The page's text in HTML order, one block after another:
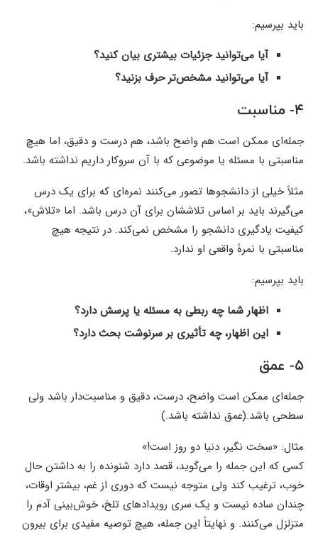
باید بپرسیم:
آیا می‌توانید جزئیات بیشتری بیان کنید؟
آیا می‌توانید مشخص‌تر حرف بزنید؟
۴- مناسبت
جمله‌ای ممکن است هم واضح باشد، هم درست و دقیق، اما هیچ
مناسبتی با مسئله یا موضوعی که با آن سروکار داریم نداشته باشد.
مثلاً خیلی از دانشجوها تصور می‌کنند نمره‌ای که برای یک درس
می‌گیرند باید بر اساس تلاششان برای آن درس باشد. اما «تلاش»،
کیفیت یادگیری دانشجو را مشخص نمی‌کند. در نتیجه هیچ
مناسبتی با نمرهٔ واقعی او ندارد.
باید بپرسیم:
اظهار شما چه ربطی به مسئله یا پرسش دارد؟
این اظهار، چه تأثیری بر سرنوشت بحث دارد؟
۵- عمق
جمله‌ای ممکن است واضح، درست، دقیق و مناسبت‌دار باشد ولی
سطحی باشد.(عمق نداشته باشد.)
مثال: «سخت نگیر، دنیا دو روز است!»
کسی که این جمله را می‌گوید، قصد دارد شنونده را به داشتن حال
خوب، ترغیب کند ولی متوجه نیست که دوری از غم، بیشتر اوقات،
چندان ساده نیست و یک سری رویدادهای تلخ، خوش‌بینی آدم را
متزلزل می‌کنند. و نهایتاً این جمله، هیچ توصیه مفیدی برای بیرون